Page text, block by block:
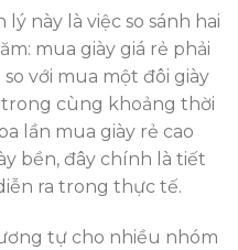
này là việc so sánh hai
mua giày giá rẻ phải
với mua một đôi giày
cùng khoảng thời
lần mua giày rẻ cao
bền, đây chính là tiết
ra trong thực tế.
tự cho nhiều nhóm